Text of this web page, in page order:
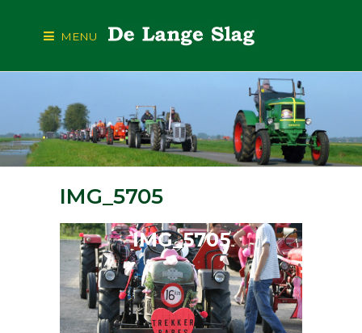
MENU
IMG_5705
IMG_5705